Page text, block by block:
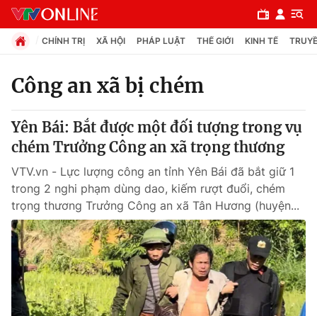
Chuyên mục
Chính trị
Xã hội
Pháp luật
Y tế
Thế giới
CHÍNH TRỊ XÃ HỘI PHÁP LUẬT THẾ GIỚI KINH TẾ
Công an xã bị chém
Yên Bái: Bắt được một đối tượng trong vụ
chém Trưởng Công an xã trọng thương
VTV.vn - Lực lượng công an tỉnh Yên Bái đã bắt giữ 1
trong 2 nghi phạm dùng dao, kiếm rượt đuổi, chém
trọng thương Trưởng Công an xã Tân Hương (huyện...